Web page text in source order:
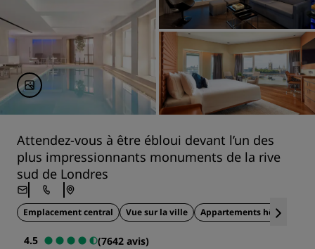
Attendez-vous à être ébloui devant l’un des
plus impressionnants monuments de la rive
sud de Londres
Emplacement central Vue sur la ville Appartements hôteliers
4.5
(7642 avis)